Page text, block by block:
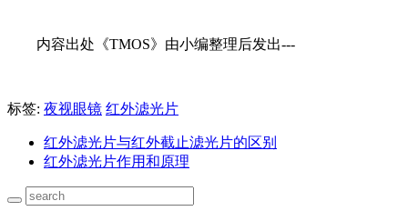
内容出处《TMOS》由小编整理后发出---
标签: 夜视眼镜 红外滤光片
红外滤光片与红外截止滤光片的区别
红外滤光片作用和原理